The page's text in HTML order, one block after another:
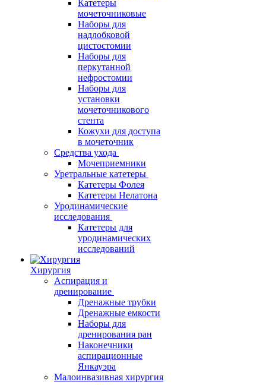
Катетеры
мочеточниковые
Наборы для
надлобковой
цистостомии
Наборы для
перкутанной
нефростомии
Наборы для
установки
мочеточникового
стента
Кожухи для доступа
в мочеточник
Средства ухода
Мочеприемники
Уретральные катетеры
Катетеры Фолея
Катетеры Нелатона
Уродинамические
исследования
Катетеры для
уродинамических
исследований
Хирургия
Аспирация и
дренирование
Дренажные трубки
Дренажные емкости
Наборы для
дренирования ран
Наконечники
аспирационные
Янкауэра
Малоинвазивная хирургия